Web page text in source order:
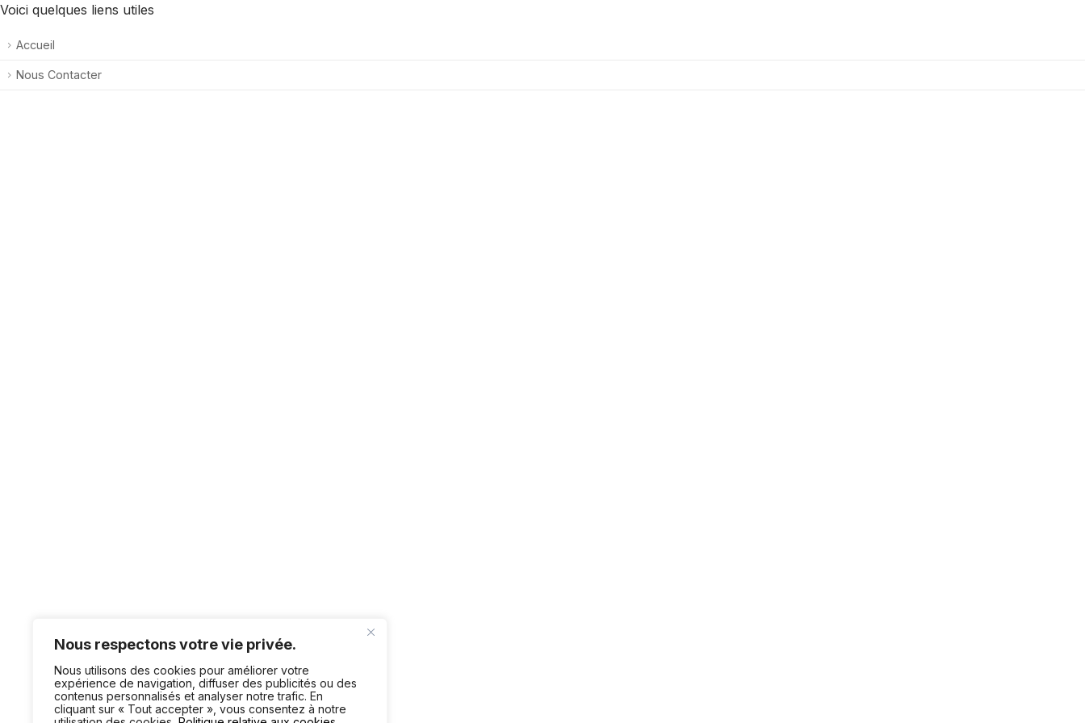
Nous respectons votre vie privée.
Nous utilisons des cookies pour améliorer votre
expérience de navigation, diffuser des publicités ou des
contenus personnalisés et analyser notre trafic. En
cliquant sur « Tout accepter », vous consentez à notre
Voici quelques liens utiles
Accueil
Nous Contacter